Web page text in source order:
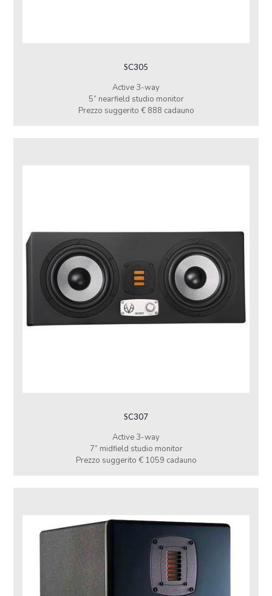
SC305
Active 3-way
5” nearfield studio monitor
Prezzo suggerito € 888 cadauno
SC307
Active 3-way
7” midfield studio monitor
Prezzo suggerito € 1059 cadauno